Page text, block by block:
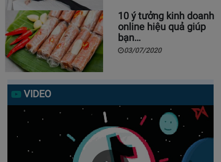
10 ý tưởng kinh doanh
online hiệu quả giúp
bạn…
03/07/2020
VIDEO